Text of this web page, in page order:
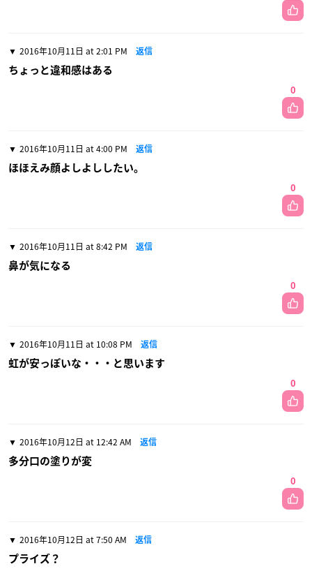
2016年10月11日 at 2:01 PM 返信
ちょっと違和感はある
0
2016年10月11日 at 4:00 PM 返信
ほほえみ顔よしよししたい。
0
2016年10月11日 at 8:42 PM 返信
鼻が気になる
0
2016年10月11日 at 10:08 PM 返信
虹が安っぽいな・・・と思います
0
2016年10月12日 at 12:42 AM 返信
多分口の塗りが変
0
2016年10月12日 at 7:50 AM 返信
プライズ？